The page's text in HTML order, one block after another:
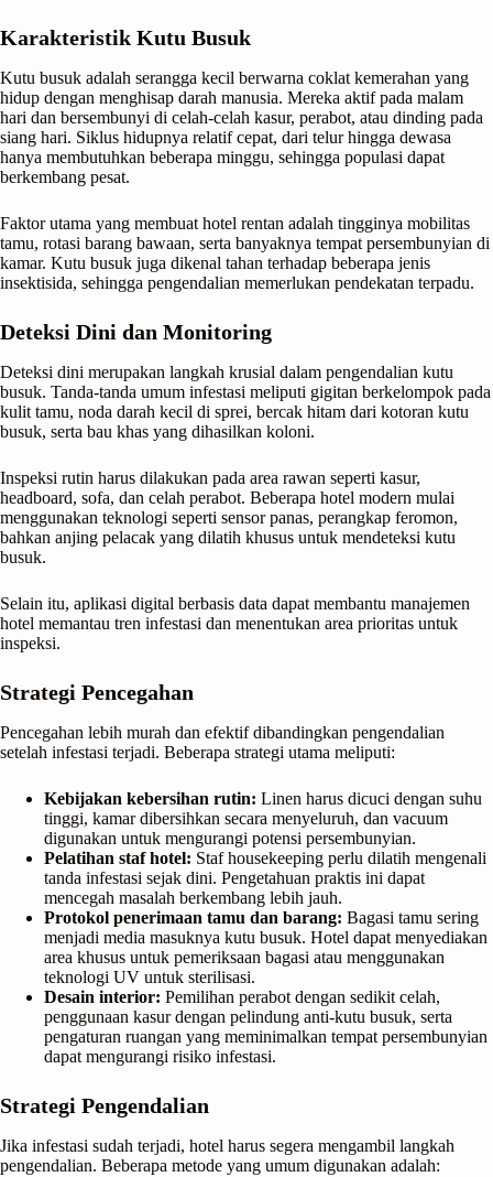
Karakteristik Kutu Busuk
Kutu busuk adalah serangga kecil berwarna coklat kemerahan yang
hidup dengan menghisap darah manusia. Mereka aktif pada malam
hari dan bersembunyi di celah-celah kasur, perabot, atau dinding pada
siang hari. Siklus hidupnya relatif cepat, dari telur hingga dewasa
hanya membutuhkan beberapa minggu, sehingga populasi dapat
berkembang pesat.
Faktor utama yang membuat hotel rentan adalah tingginya mobilitas
tamu, rotasi barang bawaan, serta banyaknya tempat persembunyian di
kamar. Kutu busuk juga dikenal tahan terhadap beberapa jenis
insektisida, sehingga pengendalian memerlukan pendekatan terpadu.
Deteksi Dini dan Monitoring
Deteksi dini merupakan langkah krusial dalam pengendalian kutu
busuk. Tanda-tanda umum infestasi meliputi gigitan berkelompok pada
kulit tamu, noda darah kecil di sprei, bercak hitam dari kotoran kutu
busuk, serta bau khas yang dihasilkan koloni.
Inspeksi rutin harus dilakukan pada area rawan seperti kasur,
headboard, sofa, dan celah perabot. Beberapa hotel modern mulai
menggunakan teknologi seperti sensor panas, perangkap feromon,
bahkan anjing pelacak yang dilatih khusus untuk mendeteksi kutu
busuk.
Selain itu, aplikasi digital berbasis data dapat membantu manajemen
hotel memantau tren infestasi dan menentukan area prioritas untuk
inspeksi.
Strategi Pencegahan
Pencegahan lebih murah dan efektif dibandingkan pengendalian
setelah infestasi terjadi. Beberapa strategi utama meliputi:
Kebijakan kebersihan rutin: Linen harus dicuci dengan suhu
tinggi, kamar dibersihkan secara menyeluruh, dan vacuum
digunakan untuk mengurangi potensi persembunyian.
Pelatihan staf hotel: Staf housekeeping perlu dilatih mengenali
tanda infestasi sejak dini. Pengetahuan praktis ini dapat
mencegah masalah berkembang lebih jauh.
Protokol penerimaan tamu dan barang: Bagasi tamu sering
menjadi media masuknya kutu busuk. Hotel dapat menyediakan
area khusus untuk pemeriksaan bagasi atau menggunakan
teknologi UV untuk sterilisasi.
Desain interior: Pemilihan perabot dengan sedikit celah,
penggunaan kasur dengan pelindung anti-kutu busuk, serta
pengaturan ruangan yang meminimalkan tempat persembunyian
dapat mengurangi risiko infestasi.
Strategi Pengendalian
Jika infestasi sudah terjadi, hotel harus segera mengambil langkah
pengendalian. Beberapa metode yang umum digunakan adalah: